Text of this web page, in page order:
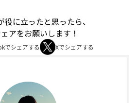
役に立ったと思ったら、
アをお願いします！
でシェアする Xでシェアする